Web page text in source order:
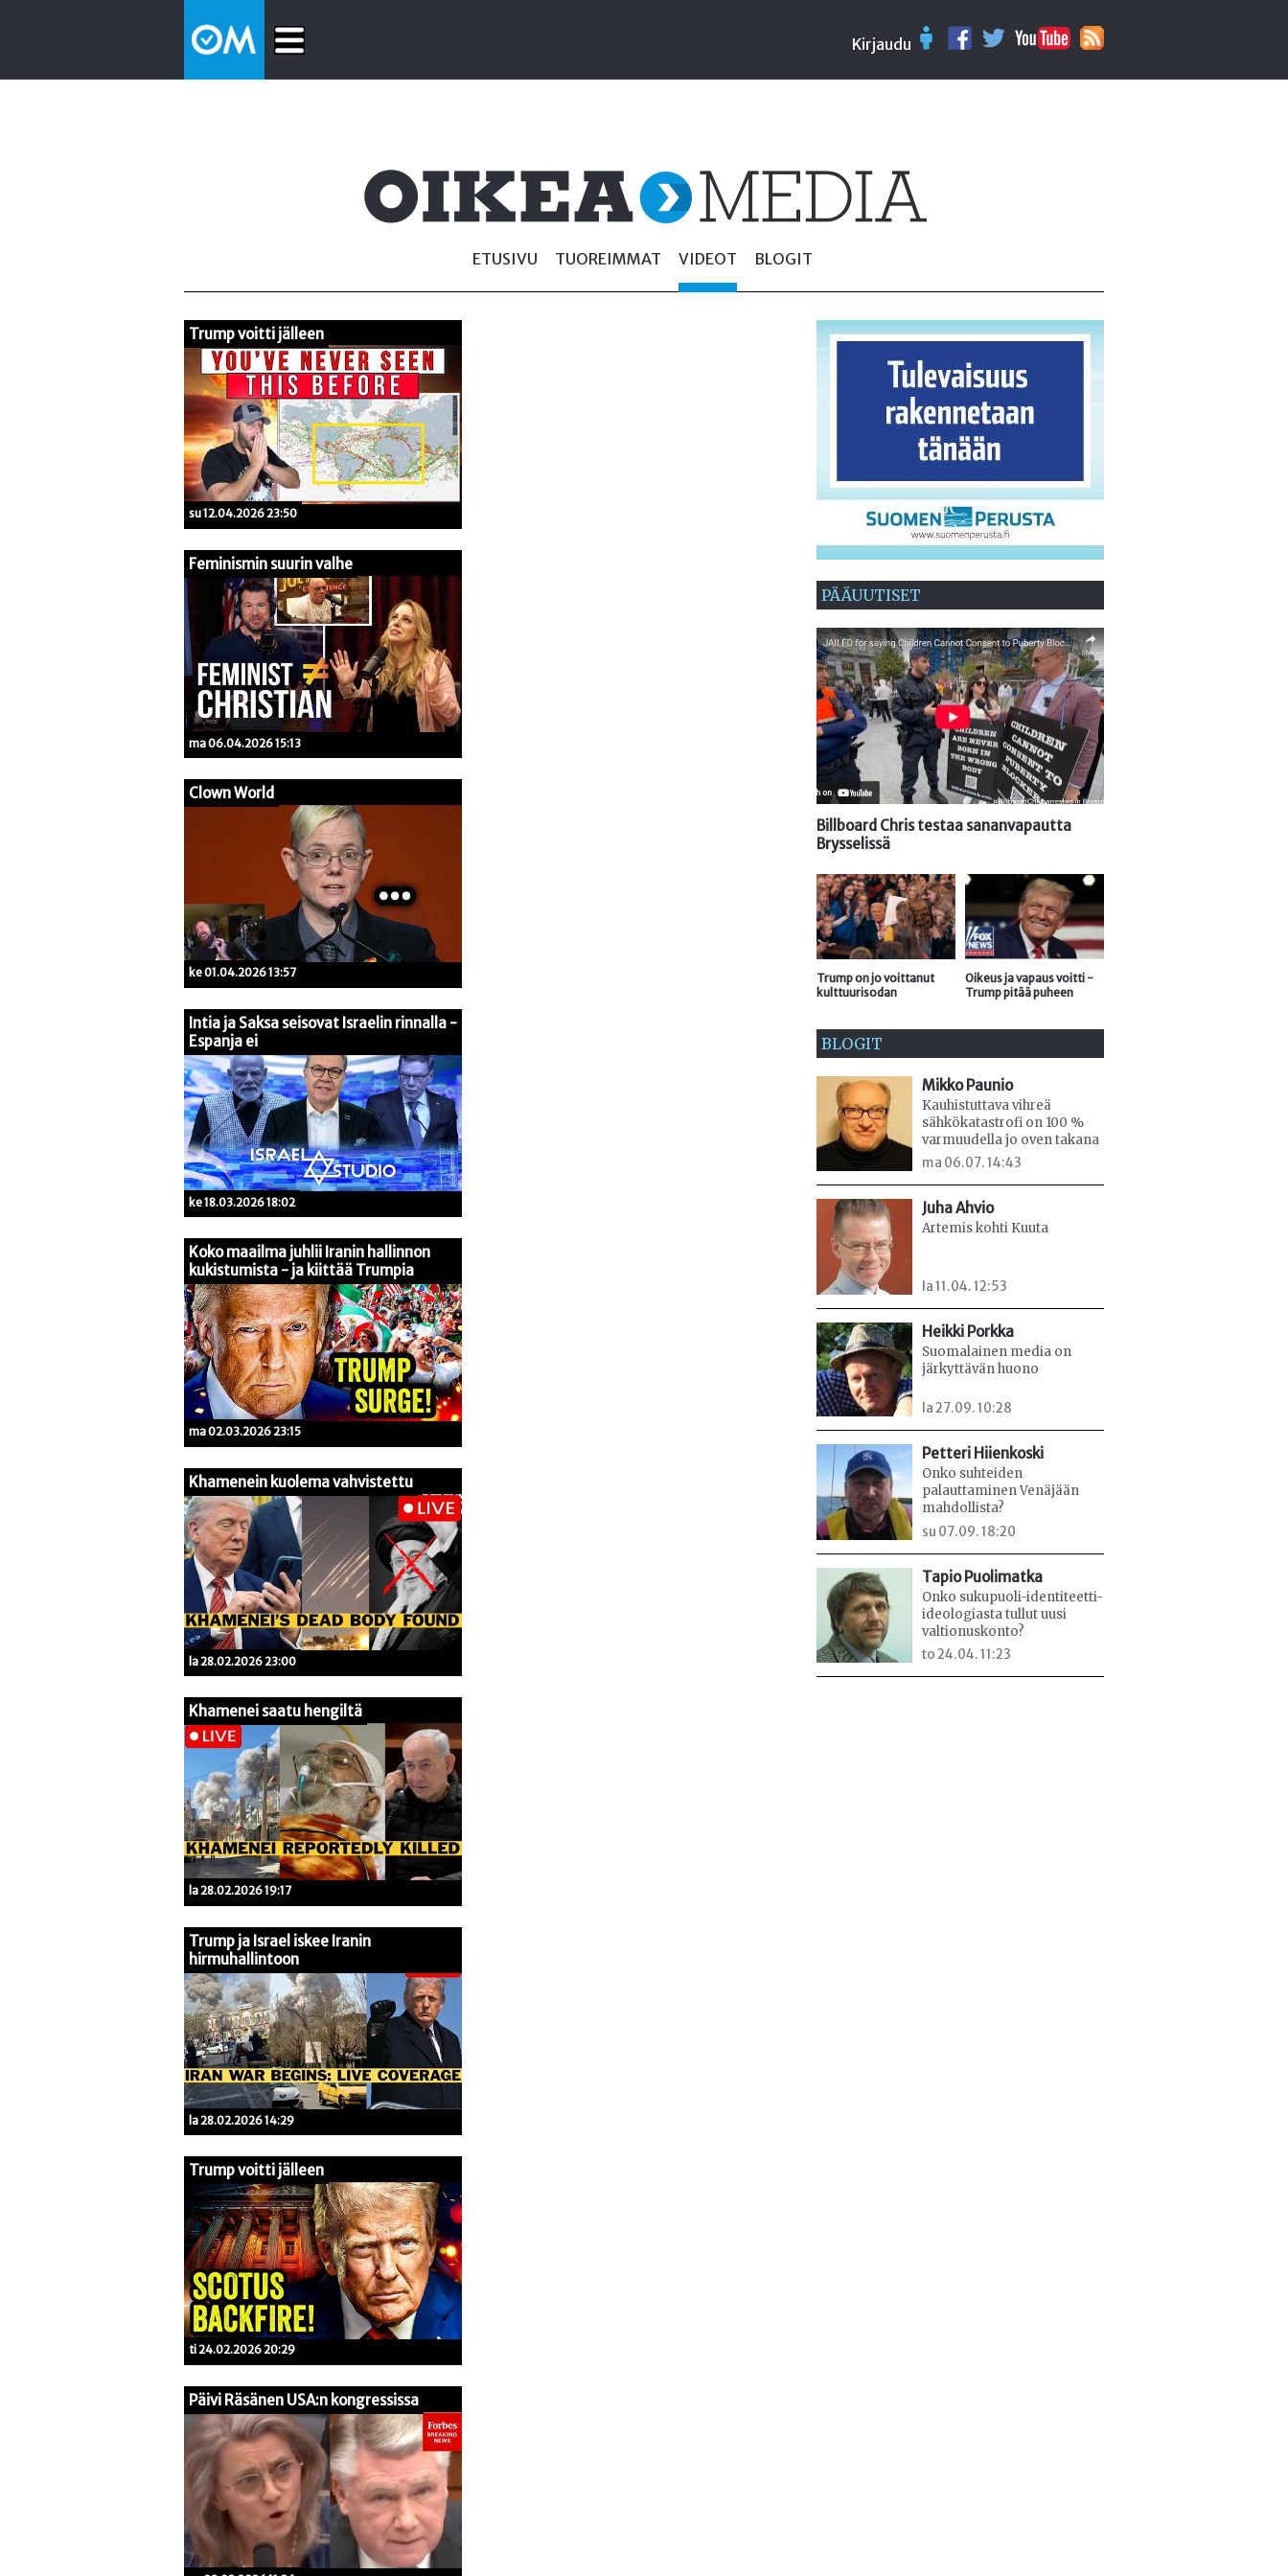
Kirjaudu
ETUSIVU TUOREIMMAT VIDEOT BLOGIT
Trump voitti jälleen
su 12.04.2026 23:50
Feminismin suurin valhe
ma 06.04.2026 15:13
Clown World
ke 01.04.2026 13:57
Intia ja Saksa seisovat Israelin rinnalla -
Espanja ei
ke 18.03.2026 18:02
Koko maailma juhlii Iranin hallinnon
kukistumista - ja kiittää Trumpia
ma 02.03.2026 23:15
Khamenein kuolema vahvistettu
la 28.02.2026 23:00
Khamenei saatu hengiltä
la 28.02.2026 19:17
Trump ja Israel iskee Iranin
hirmuhallintoon
la 28.02.2026 14:29
Trump voitti jälleen
ti 24.02.2026 20:29
Päivi Räsänen USA:n kongressissa
PÄÄUUTISET
Billboard Chris testaa sananvapautta
Brysselissä
Trump on jo voittanut
kulttuurisodan
Oikeus ja vapaus voitti -
Trump pitää puheen
BLOGIT
Mikko Paunio
Kauhistuttava vihreä
sähkökatastrofi on 100 %
varmuudella jo oven takana
ma 06.07. 14:43
Juha Ahvio
Artemis kohti Kuuta
la 11.04. 12:53
Heikki Porkka
Suomalainen media on
järkyttävän huono
la 27.09. 10:28
Petteri Hiienkoski
Onko suhteiden
palauttaminen Venäjään
mahdollista?
su 07.09. 18:20
Tapio Puolimatka
Onko sukupuoli-identiteetti-
ideologiasta tullut uusi
valtionuskonto?
to 24.04. 11:23